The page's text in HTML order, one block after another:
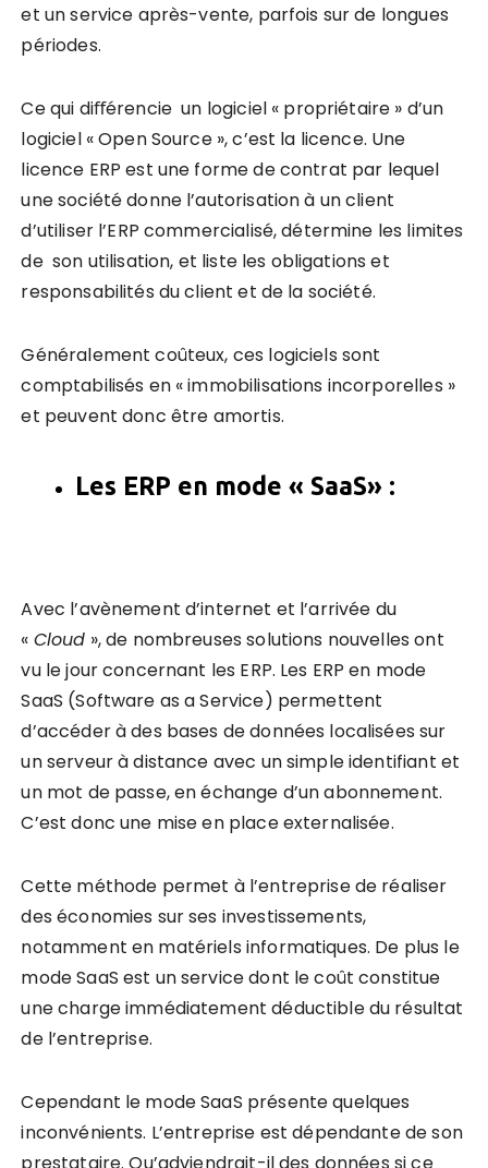
et un service après-vente, parfois sur de longues
périodes.
Ce qui diﬀérencie un logiciel « propriétaire » d’un
logiciel « Open Source », c’est la licence. Une
licence ERP est une forme de contrat par lequel
une société donne l’autorisation à un client
d’utiliser l’ERP commercialisé, détermine les limites
de son utilisation, et liste les obligations et
responsabilités du client et de la société.
Généralement coûteux, ces logiciels sont
comptabilisés en « immobilisations incorporelles »
et peuvent donc être amortis.
Les ERP en mode« SaaS» :
Avec l’avènement d’internet et l’arrivée du
« Cloud », de nombreuses solutions nouvelles ont
vu le jour concernant les ERP. Les ERP en mode
SaaS (Software as a Service) permettent
d’accéder à des bases de données localisées sur
un serveur à distance avec un simple identifiant et
un mot de passe, en échange d’un abonnement.
C’est donc une mise en place externalisée.
Cette méthode permet à l’entreprise de réaliser
des économies sur ses investissements,
notamment en matériels informatiques. De plus le
mode SaaS est un service dont le coût constitue
une charge immédiatement déductible du résultat
de l’entreprise.
Cependant le mode SaaS présente quelques
inconvénients. L’entreprise est dépendante de son
prestataire. Qu’adviendrait-il des données si ce